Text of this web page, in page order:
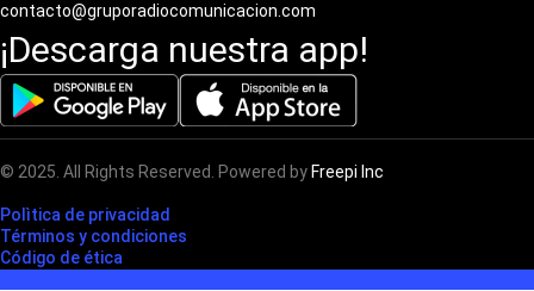
contacto@gruporadiocomunicacion.com
¡Descarga nuestra app!
© 2025. All Rights Reserved. Powered by Freepi Inc
Polìtica de privacidad
Términos y condiciones
Código de ética